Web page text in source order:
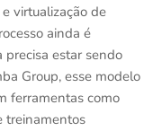
virtualização de
ainda é
precisa estar sendo
Group, esse modelo
ferramentas como
treinamentos